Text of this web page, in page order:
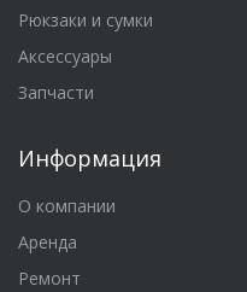
Рюкзаки и сумки
Аксессуары
Запчасти
Информация
О компании
Аренда
Ремонт